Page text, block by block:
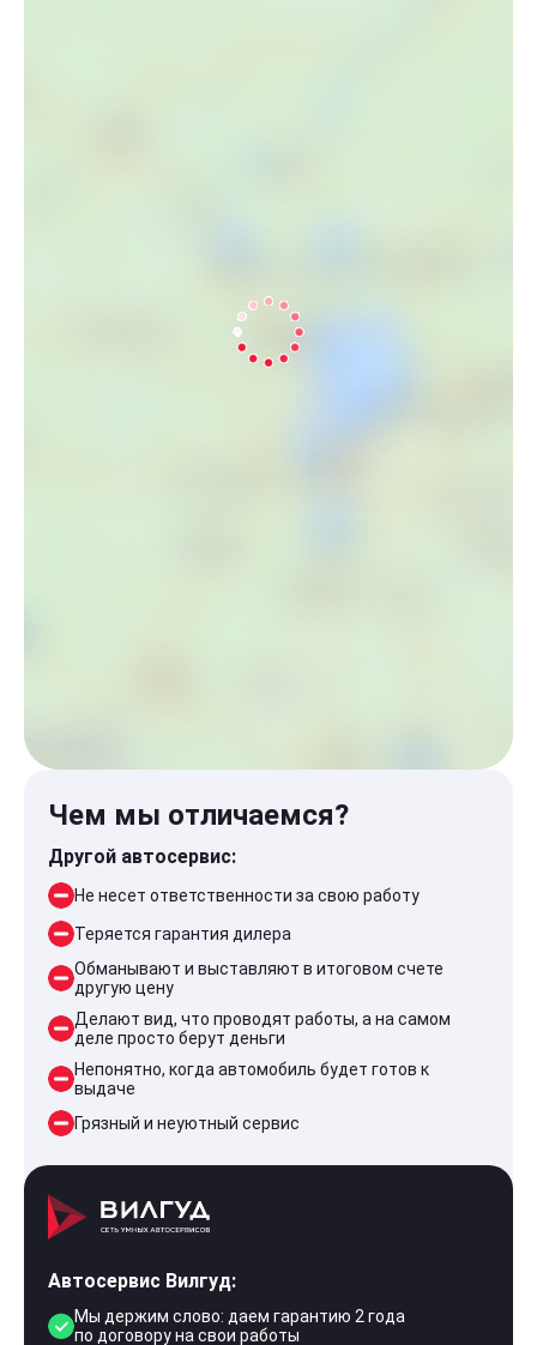
Чем мы отличаемся?
Другой автосервис:
Не несет ответственности за свою работу
Теряется гарантия дилера
Обманывают и выставляют в итоговом счете
другую цену
Делают вид, что проводят работы, а на самом
деле просто берут деньги
Непонятно, когда автомобиль будет готов к
выдаче
Грязный и неуютный сервис
Автосервис Вилгуд:
Мы держим слово: даем гарантию 2 года
по договору на свои работы